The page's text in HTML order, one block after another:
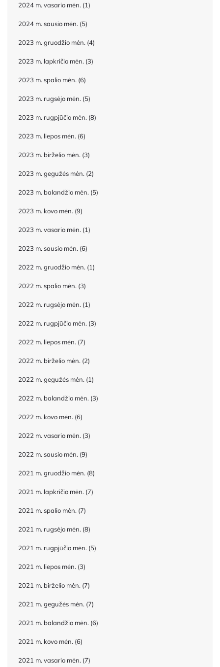
2024 m. vasario mėn. (1)
2024 m. sausio mėn. (5)
2023 m. gruodžio mėn. (4)
2023 m. lapkričio mėn. (3)
2023 m. spalio mėn. (6)
2023 m. rugsėjo mėn. (5)
2023 m. rugpjūčio mėn. (8)
2023 m. liepos mėn. (6)
2023 m. birželio mėn. (3)
2023 m. gegužės mėn. (2)
2023 m. balandžio mėn. (5)
2023 m. kovo mėn. (9)
2023 m. vasario mėn. (1)
2023 m. sausio mėn. (6)
2022 m. gruodžio mėn. (1)
2022 m. spalio mėn. (3)
2022 m. rugsėjo mėn. (1)
2022 m. rugpjūčio mėn. (3)
2022 m. liepos mėn. (7)
2022 m. birželio mėn. (2)
2022 m. gegužės mėn. (1)
2022 m. balandžio mėn. (3)
2022 m. kovo mėn. (6)
2022 m. vasario mėn. (3)
2022 m. sausio mėn. (9)
2021 m. gruodžio mėn. (8)
2021 m. lapkričio mėn. (7)
2021 m. spalio mėn. (7)
2021 m. rugsėjo mėn. (8)
2021 m. rugpjūčio mėn. (5)
2021 m. liepos mėn. (3)
2021 m. birželio mėn. (7)
2021 m. gegužės mėn. (7)
2021 m. balandžio mėn. (6)
2021 m. kovo mėn. (6)
2021 m. vasario mėn. (7)